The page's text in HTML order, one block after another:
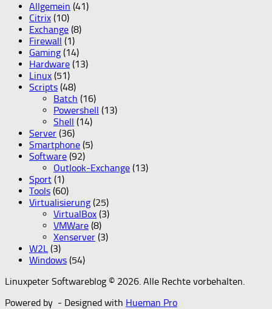
Allgemein (41)
Citrix (10)
Exchange (8)
Firewall (1)
Gaming (14)
Hardware (13)
Linux (51)
Scripts (48)
Batch (16)
Powershell (13)
Shell (14)
Server (36)
Smartphone (5)
Software (92)
Outlook-Exchange (13)
Sport (1)
Tools (60)
Virtualisierung (25)
VirtualBox (3)
VMWare (8)
Xenserver (3)
W2L (3)
Windows (54)
Linuxpeter Softwareblog © 2026. Alle Rechte vorbehalten.
Powered by - Designed with Hueman Pro